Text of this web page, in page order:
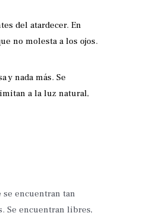
del atardecer. En
no molesta a los ojos.
y nada más. Se
a la luz natural,
se encuentran tan
Se encuentran libres,